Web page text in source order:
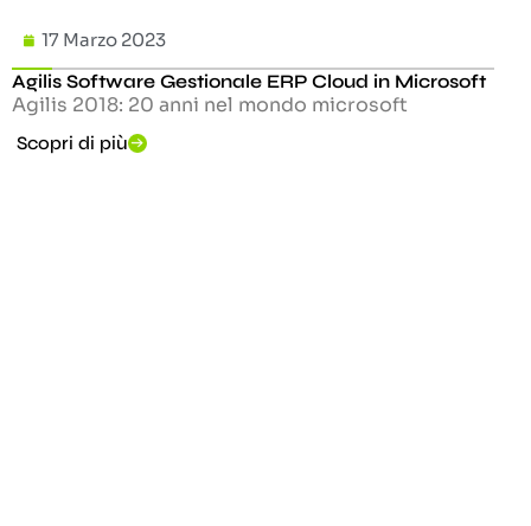
17 Marzo 2023
Agilis Software Gestionale ERP Cloud in Microsoft
Agilis 2018: 20 anni nel mondo microsoft
Scopri di più